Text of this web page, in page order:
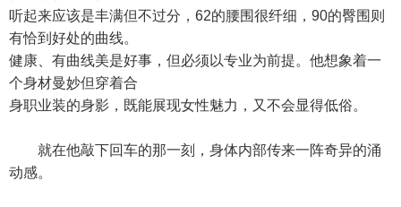
听起来应该是丰满但不过分，62的腰围很纤细，90的臀围则
有恰到好处的曲线。
健康、有曲线美是好事，但必须以专业为前提。他想象着一
个身材曼妙但穿着合
身职业装的身影，既能展现女性魅力，又不会显得低俗。
就在他敲下回车的那一刻，身体内部传来一阵奇异的涌
动感。